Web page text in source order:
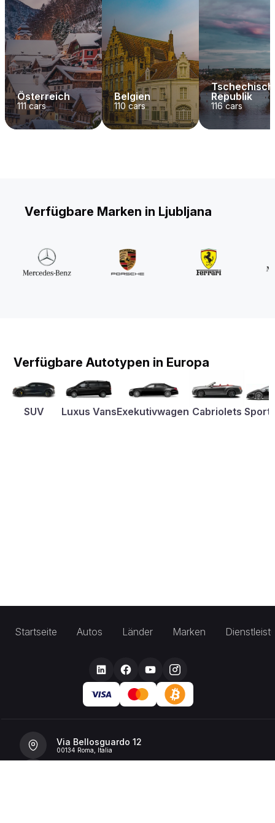
Österreich
111cars
Belgien
110 cars
Republik
116cars
Verfügbare Marken in Ljubljana
Verfügbare Autotypen in Europa
SUV Luxus VansExekutivwagen Cabriolets
Startseite Autos Länder Marken
Via Bellosguardo 12
00134 Roma, Italia